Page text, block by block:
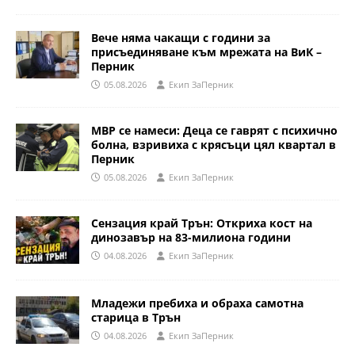
Вече няма чакащи с години за
присъединяване към мрежата на ВиК –
Перник
05.08.2026 Eкип ЗаПерник
МВР се намеси: Деца се гаврят с психично
болна, взривиха с крясъци цял квартал в
Перник
05.08.2026 Eкип ЗаПерник
Сензация край Трън: Откриха кост на
динозавър на 83-милиона години
04.08.2026 Eкип ЗаПерник
Младежи пребиха и обраха самотна
старица в Трън
04.08.2026 Eкип ЗаПерник